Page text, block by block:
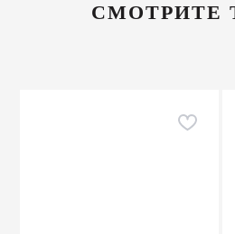
СМОТРИТЕ